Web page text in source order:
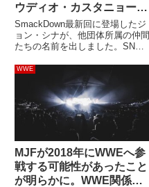
ウディオ・カスタニョー
リ！ニック・ネメス！マッ
ト・カルドナ！元気か？」
SmackDown最新回に登場したジ
ョン・シナが、他団体所属の仲間
たちの名前を出しました。SNS
す。CMパンクにテーブル攻撃を
決めた彼が名前を呼んだのは、
AEWクラウディオ・カスタニョ
ーリ（セザーロ）、TNAニッ...
WWE
MJFが2018年にWWEへ参
戦する可能性があったこと
が明らかに。WWE関係者